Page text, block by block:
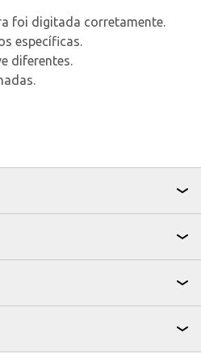
foi digitada corretamente.
específicas.
diferentes.